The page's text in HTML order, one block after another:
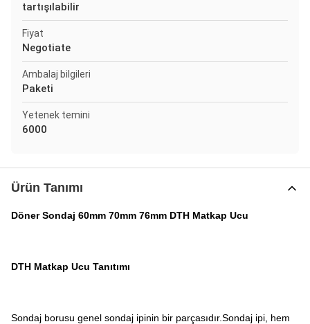
tartışılabilir
Fiyat
Negotiate
Ambalaj bilgileri
Paketi
Yetenek temini
6000
Ürün Tanımı
Döner Sondaj 60mm 70mm 76mm DTH Matkap Ucu
DTH Matkap Ucu Tanıtımı
Sondaj borusu genel sondaj ipinin bir parçasıdır.Sondaj ipi, hem